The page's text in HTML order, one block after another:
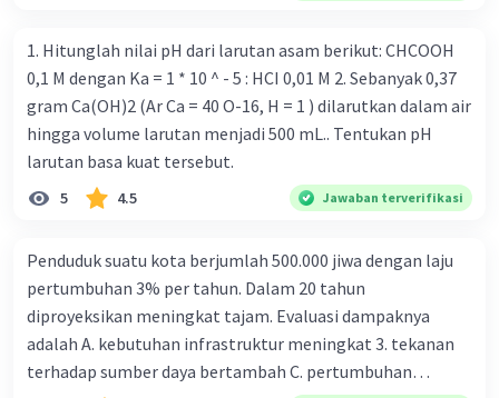
1. Hitunglah nilai pH dari larutan asam berikut: CHCOOH
0,1 M dengan Ka = 1 * 10 ^ - 5 : HCI 0,01 M 2. Sebanyak 0,37
gram Ca(OH)2 (Ar Ca = 40 O-16, H = 1 ) dilarutkan dalam air
hingga volume larutan menjadi 500 mL.. Tentukan pH
larutan basa kuat tersebut.
5 4.5 Jawaban terverifikasi
Penduduk suatu kota berjumlah 500.000 jiwa dengan laju
pertumbuhan 3% per tahun. Dalam 20 tahun
diproyeksikan meningkat tajam. Evaluasi dampaknya
adalah A. kebutuhan infrastruktur meningkat 3. tekanan
terhadap sumber daya bertambah C. pertumbuhan